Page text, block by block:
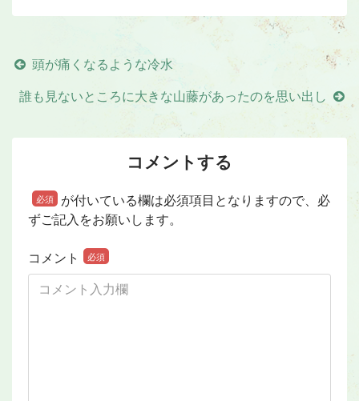
頭が痛くなるような冷水
誰も見ないところに大きな山藤があったのを思い出し
コメントする
必須
が付いている欄は必須項目となりますので、必
ずご記入をお願いします。
コメント 必須